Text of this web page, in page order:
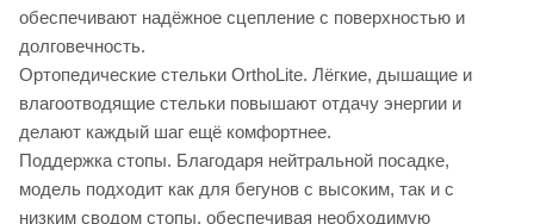
обеспечивают надёжное сцепление с поверхностью и
долговечность.
Ортопедические стельки OrthoLite. Лёгкие, дышащие и
влагоотводящие стельки повышают отдачу энергии и
делают каждый шаг ещё комфортнее.
Поддержка стопы. Благодаря нейтральной посадке,
модель подходит как для бегунов с высоким, так и с
низким сводом стопы, обеспечивая необходимую